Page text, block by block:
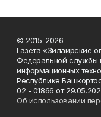
© 2015-2026
Газета «Зилаирские
Федеральной службы
информационных
Республике
02 - 01866 от
Об использовании